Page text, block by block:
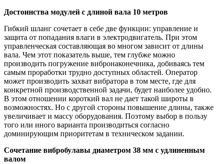
Достоинства модулей с длиной вала 10 метров
Гибкий шланг сочетает в себе две функции: управление и
защита от попадания влаги в электродвигатель. При этом
управленческая составляющая во многом зависит от длины
вала. Чем этот показатель выше, тем глубже можно
производить погружение вибронаконечника, добиваясь тем
самым проработки трудно доступных областей. Оператор
может производить захват вибратора в том месте, где для
конкретной производственной задачи, будет наиболее удобно.
В этом отношении короткий вал не дает такой широты в
возможностях. Но с другой стороны повышение длины, также
увеличивает и массу оборудования. Поэтому выбор в пользу
того или иного варианта производиться согласно
доминирующим приоритетам в техническом задании.
Сочетание вибробулавы диаметром 38 мм с удлиненным
валом